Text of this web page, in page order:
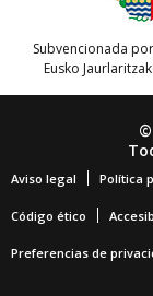
Subvencionada
Eusko
©
Aviso legal Política
Código ético
Preferencias de